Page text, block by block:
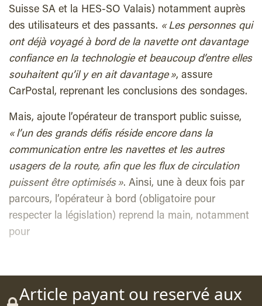
Suisse SA et la HES-SO Valais) notamment auprès
des utilisateurs et des passants. « Les personnes qui
ont déjà voyagé à bord de la navette ont davantage
confiance en la technologie et beaucoup d’entre elles
souhaitent qu’il y en ait davantage », assure
CarPostal, reprenant les conclusions des sondages.
Mais, ajoute l’opérateur de transport public suisse,
« l’un des grands défis réside encore dans la
communication entre les navettes et les autres
usagers de la route, afin que les flux de circulation
puissent être optimisés ». Ainsi, une à deux fois par
parcours, l’opérateur à bord (obligatoire pour
respecter la législation) reprend la main, notamment
pour
Article payant ou reservé aux